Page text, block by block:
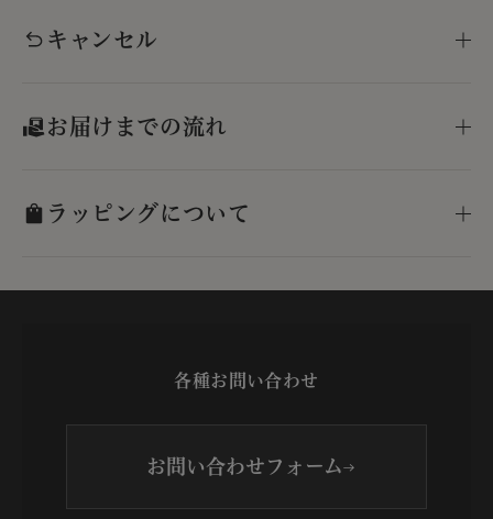
キャンセル
お届けまでの流れ
ラッピングについて
各種お問い合わせ
お問い合わせフォーム